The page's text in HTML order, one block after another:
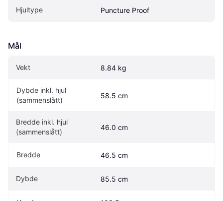
Hjultype Puncture Proof
Mål
Vekt 8.84 kg
Dybde inkl. hjul
(sammenslått)
58.5 cm
Bredde inkl. hjul
(sammenslått)
46.0 cm
Bredde 46.5 cm
Dybde 85.5 cm